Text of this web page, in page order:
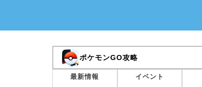
ポケモンGO攻略
最新情報 イベント